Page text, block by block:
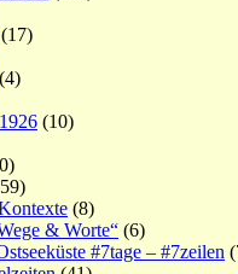
(17)
(4)
(10)
(8)
& Worte“ (6)
#7tage – #7zeilen